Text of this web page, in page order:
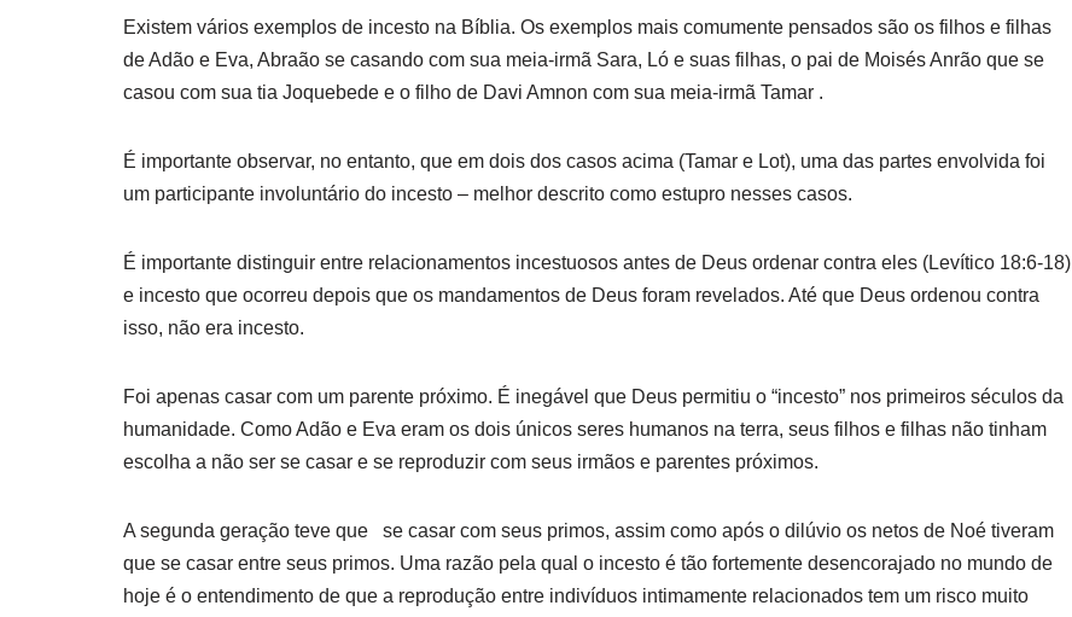
Existem vários exemplos de incesto na Bíblia. Os exemplos mais comumente pensados são os filhos e filhas
de Adão e Eva, Abraão se casando com sua meia-irmã Sara, Ló e suas filhas, o pai de Moisés Anrão que se
casou com sua tia Joquebede e o filho de Davi Amnon com sua meia-irmã Tamar .
É importante observar, no entanto, que em dois dos casos acima (Tamar e Lot), uma das partes envolvida foi
um participante involuntário do incesto – melhor descrito como estupro nesses casos.
É importante distinguir entre relacionamentos incestuosos antes de Deus ordenar contra eles (Levítico 18:6-18)
e incesto que ocorreu depois que os mandamentos de Deus foram revelados. Até que Deus ordenou contra
isso, não era incesto.
Foi apenas casar com um parente próximo. É inegável que Deus permitiu o “incesto” nos primeiros séculos da
humanidade. Como Adão e Eva eram os dois únicos seres humanos na terra, seus filhos e filhas não tinham
escolha a não ser se casar e se reproduzir com seus irmãos e parentes próximos.
A segunda geração teve que se casar com seus primos, assim como após o dilúvio os netos de Noé tiveram
que se casar entre seus primos. Uma razão pela qual o incesto é tão fortemente desencorajado no mundo de
hoje é o entendimento de que a reprodução entre indivíduos intimamente relacionados tem um risco muito